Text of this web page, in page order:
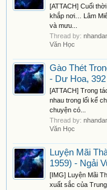
[ATTACH] Cuối
khắp nơi… Lâm
và mưu...
Thread by:
Văn Học
Gào Thét
- Dư Hoa, 392
[ATTACH] Trong
nhau trong lối kể
chuyện có...
Thread by:
Văn Học
Luyện Mãi
1959) - Ngải
[IMG] Luyện Mãi
xuất sắc của